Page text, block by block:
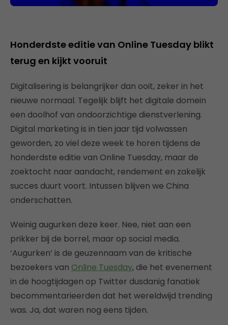
Honderdste editie van Online Tuesday blikt
terug en kijkt vooruit
Digitalisering is belangrijker dan ooit, zeker in het
nieuwe normaal. Tegelijk blijft het digitale domein
een doolhof van ondoorzichtige dienstverlening.
Digital marketing is in tien jaar tijd volwassen
geworden, zo viel deze week te horen tijdens de
honderdste editie van Online Tuesday, maar de
zoektocht naar aandacht, rendement en zakelijk
succes duurt voort. Intussen blijven we China
onderschatten.
Weinig augurken deze keer. Nee, niet aan een
prikker bij de borrel, maar op social media.
‘Augurken’ is de geuzennaam van de kritische
bezoekers van Online Tuesday, die het evenement
in de hoogtijdagen op Twitter dusdanig fanatiek
becommentarieerden dat het wereldwijd trending
was. Ja, dat waren nog eens tijden.